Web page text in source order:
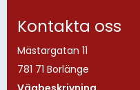
Kontakta oss
Mästargatan 11
781 71 Borlänge